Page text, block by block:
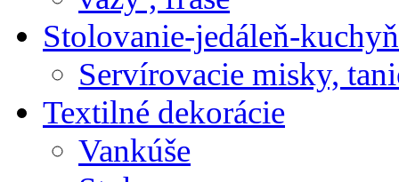
Stolovanie-jedáleň-
Servírovacie misky,
Textilné dekorácie
Vankúše